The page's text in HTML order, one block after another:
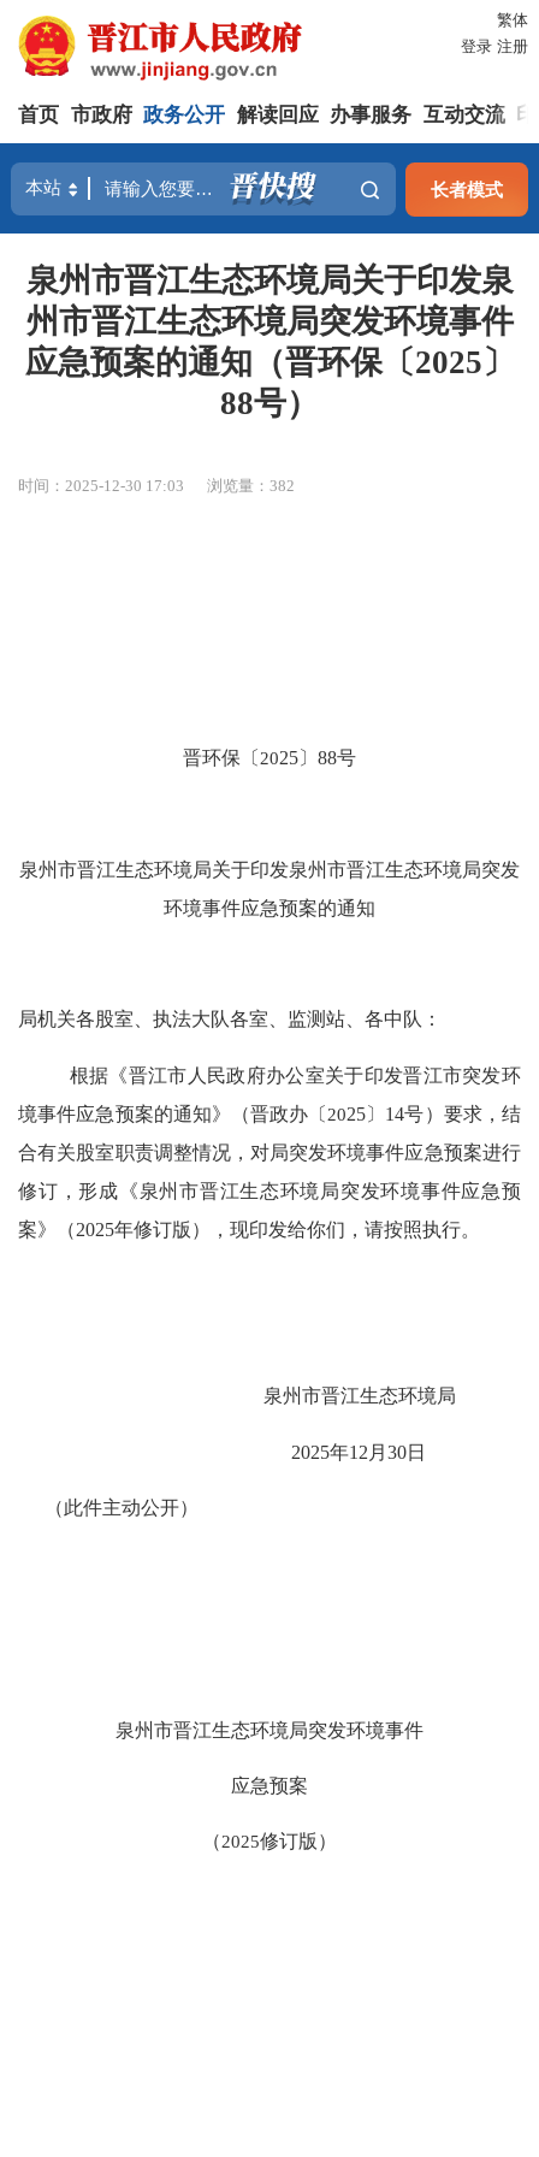
繁体
登录 注册
首页 市政府 政务公开 解读回应 办事服务 互动交流
长者模式
泉州市晋江生态环境局关于印发泉
州市晋江生态环境局突发环境事件
应急预案的通知（晋环保〔2025〕
88号）
时间：2025-12-30 17:03 浏览量：382
晋环保 〔 2025 〕 88号
泉州市晋江生态环境局关于印发泉州市晋江生态环境局突发
环境事件应急预案的通知
局机关各股室、执法大队各室、监测站、各中队：
根据《晋江市人民政府办公室关于印发晋江市突发环
境事件应急预案的通知》（晋政办 〔 2025〕 14号）要求，结
合有关股室职责调整情况，对局突发环境事件应急预案进行
修订，形成《泉州市晋江生态环境局突发环境事件应急预
案》（2025年修订版），现印发给你们，请按照执行。
泉州市晋江生态环境局
2025年12 月30日
（此件主动公开）
泉州市晋江生态环境局突发环境事件
应急预案
（2025修订版）